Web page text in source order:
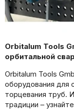
Orbitalum Tools
орбитальной
Orbitalum Tools
оборудования для
торцевания труб.
традиции –